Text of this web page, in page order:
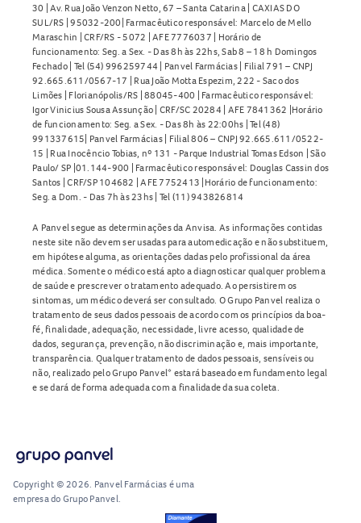
30 | Av. Rua João Venzon Netto, 67 – Santa Catarina | CAXIAS DO
SUL/RS | 95032-200| Farmacêutico responsável: Marcelo de Mello
Maraschin | CRF/RS - 5072 | AFE 7776037 | Horário de
funcionamento: Seg. a Sex. - Das 8h às 22hs, Sab 8 – 18 h Domingos
Fechado | Tel (54) 996259744 | Panvel Farmácias | Filial 791 – CNPJ
92.665.611/0567-17 | Rua João Motta Espezim, 222 - Saco dos
Limões | Florianópolis/RS | 88045-400 | Farmacêutico responsável:
Igor Vinicius Sousa Assunção | CRF/SC 20284 | AFE 7841362 |Horário
de funcionamento: Seg. a Sex. - Das 8h às 22:00hs | Tel (48)
991337615| Panvel Farmácias | Filial 806 – CNPJ 92.665.611/0522-
15 | Rua Inocêncio Tobias, nº 131 - Parque Industrial Tomas Edson | São
Paulo/ SP |01.144-900 | Farmacêutico responsável: Douglas Cassin dos
Santos | CRF/SP 104682 | AFE 7752413 |Horário de funcionamento:
Seg. a Dom. - Das 7h às 23hs | Tel (11) 943826814
A Panvel segue as determinações da Anvisa. As informações contidas
neste site não devem ser usadas para automedicação e não substituem,
em hipótese alguma, as orientações dadas pelo profissional da área
médica. Somente o médico está apto a diagnosticar qualquer problema
de saúde e prescrever o tratamento adequado. Ao persistirem os
sintomas, um médico deverá ser consultado. O Grupo Panvel realiza o
tratamento de seus dados pessoais de acordo com os princípios da boa-
fé, finalidade, adequação, necessidade, livre acesso, qualidade de
dados, segurança, prevenção, não discriminação e, mais importante,
transparência. Qualquer tratamento de dados pessoais, sensíveis ou
não, realizado pelo Grupo Panvel* estará baseado em fundamento legal
e se dará de forma adequada com a finalidade da sua coleta.
Copyright © 2026. Panvel Farmácias é uma
empresa do Grupo Panvel.